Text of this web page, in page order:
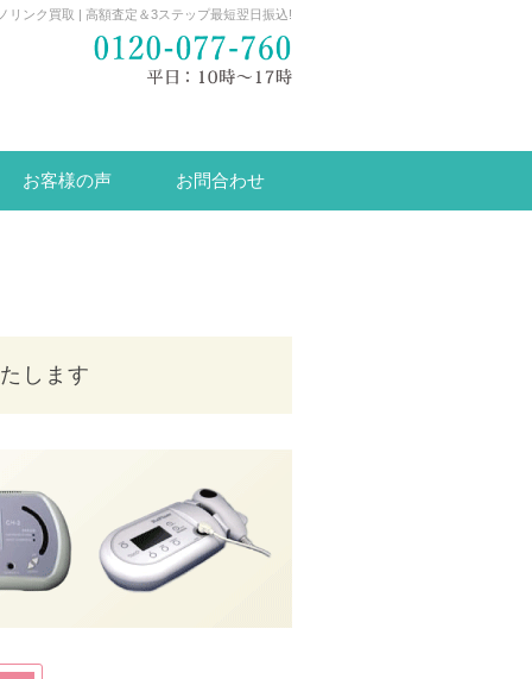
リンク買取 | 高額査定＆3ステップ最短翌日振込!
お客様の声 お問合わせ
します